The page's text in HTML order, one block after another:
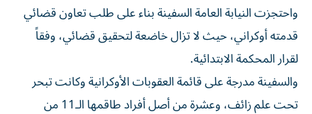
واحتجزت النيابة العامة السفينة بناء على طلب تعاون قضائي
قدمته أوكراني، حيث لا تزال خاضعة لتحقيق قضائي، وفقاً
لقرار المحكمة الابتدائية.
والسفينة مدرجة على قائمة العقوبات الأوكرانية وكانت تبحر
تحت علم زائف، وعشرة من أصل أفراد طاقمها الـ11 من